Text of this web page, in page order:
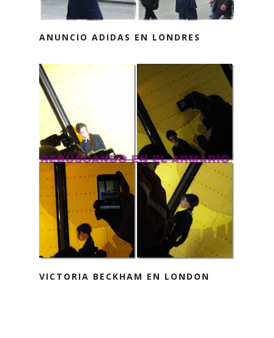
ANUNCIO ADIDAS EN LONDRES
VICTORIA BECKHAM EN LONDON